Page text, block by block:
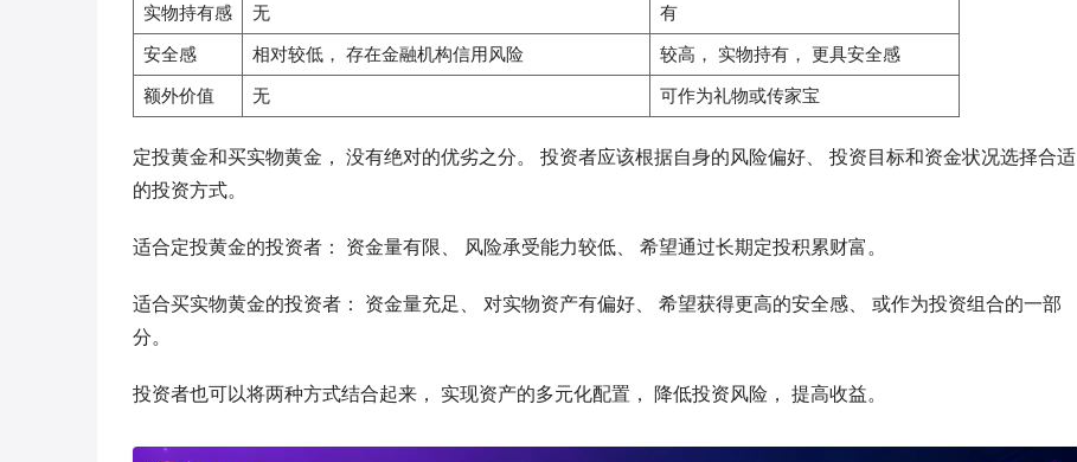
实物持有感 无 有
安全感 相对较低， 存在金融机构信用风险 较高， 实物持有， 更具安全感
额外价值 无 可作为礼物或传家宝
定投黄金和买实物黄金， 没有绝对的优劣之分。 投资者应该根据自身的风险偏好、 投资目标和资金状况选择合适
的投资方式。
适合定投黄金的投资者： 资金量有限、 风险承受能力较低、 希望通过长期定投积累财富。
适合买实物黄金的投资者： 资金量充足、 对实物资产有偏好、 希望获得更高的安全感、 或作为投资组合的一部
分。
投资者也可以将两种方式结合起来， 实现资产的多元化配置， 降低投资风险， 提高收益。